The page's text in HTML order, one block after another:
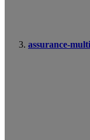
assurance-